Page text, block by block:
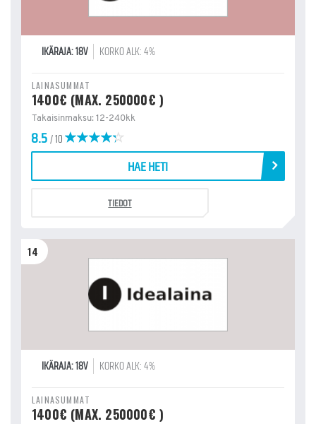
IKÄRAJA: 18V KORKO ALK: 4%
LAINASUMMAT
1400€ (MAX. 250000€ )
Takaisinmaksu: 12-240kk
8.5/ 10
HAE HETI
TIEDOT
14
IKÄRAJA: 18V KORKO ALK: 4%
LAINASUMMAT
1400€ (MAX. 250000€ )